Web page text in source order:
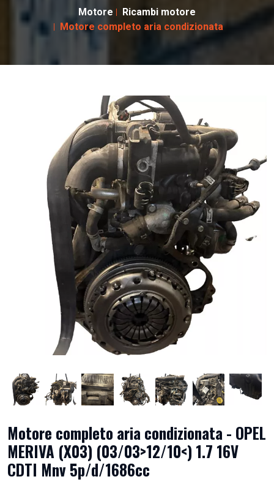
Motore
Ricambi motore
Motore completo aria condizionata
Motore completo aria condizionata - OPEL
MERIVA (X03) (03/03>12/10<) 1.7 16V
CDTI Mnv 5p/d/1686cc